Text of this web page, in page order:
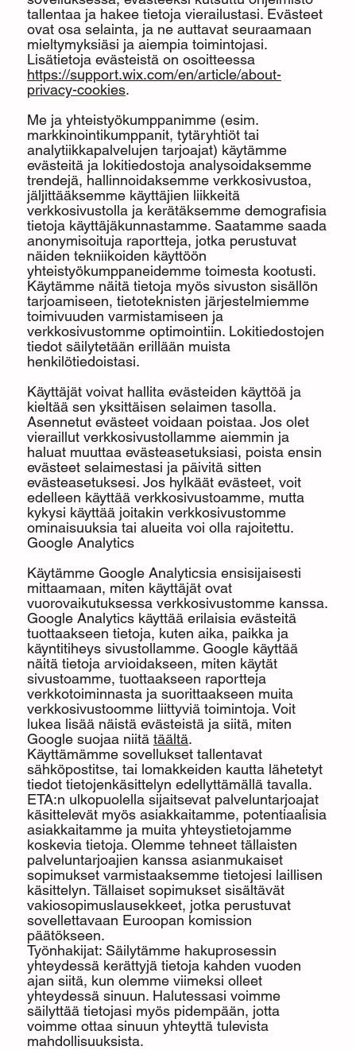
tallentaa ja hakee tietoja vierailustasi. Evästeet
ovat osa selainta, ja ne auttavat seuraamaan
mieltymyksiäsi ja aiempia toimintojasi.
Lisätietoja evästeistä on osoitteessa
https://support.wix.com/en/article/about-
privacy-cookies.
Me ja yhteistyökumppanimme (esim.
markkinointikumppanit, tytäryhtiöt tai
analytiikkapalvelujen tarjoajat) käytämme
evästeitä ja lokitiedostoja analysoidaksemme
trendejä, hallinnoidaksemme verkkosivustoa,
jäljittääksemme käyttäjien liikkeitä
verkkosivustolla ja kerätäksemme demografisia
tietoja käyttäjäkunnastamme. Saatamme saada
anonymisoituja raportteja, jotka perustuvat
näiden tekniikoiden käyttöön
yhteistyökumppaneidemme toimesta kootusti.
Käytämme näitä tietoja myös sivuston sisällön
tarjoamiseen, tietoteknisten järjestelmiemme
toimivuuden varmistamiseen ja
verkkosivustomme optimointiin. Lokitiedostojen
tiedot säilytetään erillään muista
henkilötiedoistasi.
Käyttäjät voivat hallita evästeiden käyttöä ja
kieltää sen yksittäisen selaimen tasolla.
Asennetut evästeet voidaan poistaa. Jos olet
vieraillut verkkosivustollamme aiemmin ja
haluat muuttaa evästeasetuksiasi, poista ensin
evästeet selaimestasi ja päivitä sitten
evästeasetuksesi. Jos hylkäät evästeet, voit
edelleen käyttää verkkosivustoamme, mutta
kykysi käyttää joitakin verkkosivustomme
ominaisuuksia tai alueita voi olla rajoitettu.
Google Analytics
Käytämme Google Analyticsia ensisijaisesti
mittaamaan, miten käyttäjät ovat
vuorovaikutuksessa verkkosivustomme kanssa.
Google Analytics käyttää erilaisia evästeitä
tuottaakseen tietoja, kuten aika, paikka ja
käyntitiheys sivustollamme. Google käyttää
näitä tietoja arvioidakseen, miten käytät
sivustoamme, tuottaakseen raportteja
verkkotoiminnasta ja suorittaakseen muita
verkkosivustoomme liittyviä toimintoja. Voit
lukea lisää näistä evästeistä ja siitä, miten
Google suojaa niitä täältä.
Käyttämämme sovellukset tallentavat
sähköpostitse, tai lomakkeiden kautta lähetetyt
tiedot tietojenkäsittelyn edellyttämällä tavalla.
ETA:n ulkopuolella sijaitsevat palveluntarjoajat
käsittelevät myös asiakkaitamme, potentiaalisia
asiakkaitamme ja muita yhteystietojamme
koskevia tietoja. Olemme tehneet tällaisten
palveluntarjoajien kanssa asianmukaiset
sopimukset varmistaaksemme tietojesi laillisen
käsittelyn. Tällaiset sopimukset sisältävät
vakiosopimuslausekkeet, jotka perustuvat
sovellettavaan Euroopan komission
päätökseen.
Työnhakijat: Säilytämme hakuprosessin
yhteydessä kerättyjä tietoja kahden vuoden
ajan siitä, kun olemme viimeksi olleet
yhteydessä sinuun. Halutessasi voimme
säilyttää tietojasi myös pidempään, jotta
voimme ottaa sinuun yhteyttä tulevista
mahdollisuuksista.